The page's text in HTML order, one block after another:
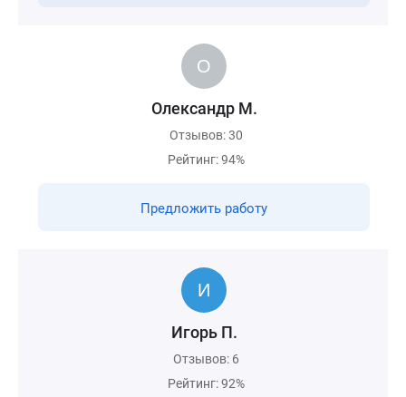
Олександр М.
Отзывов: 30
Рейтинг: 94%
Предложить работу
Игорь П.
Отзывов: 6
Рейтинг: 92%